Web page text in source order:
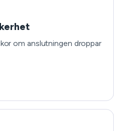
om anslutningen droppar